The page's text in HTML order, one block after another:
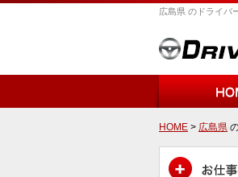
広島県 のドライバ
HOME > 広島県